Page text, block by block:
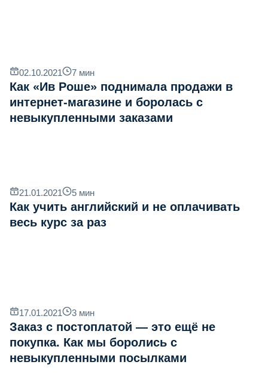
02.10.2021 7 мин
Как «Ив Роше» поднимала продажи в
интернет-магазине и боролась с
невыкупленными заказами
21.01.2021 5 мин
Как учить английский и не оплачивать
весь курс за раз
17.01.2021 3 мин
Заказ с постоплатой — это ещё не
покупка. Как мы боролись с
невыкупленными посылками